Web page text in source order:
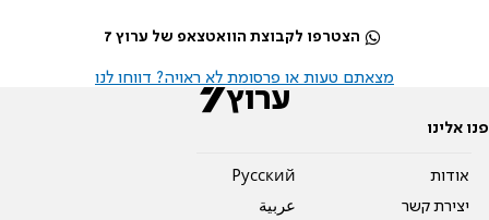
הצטרפו לקבוצת הוואטצאפ של ערוץ 7
מצאתם טעות או פרסומת לא ראויה? דווחו לנו
פנו אלינו
אודות
יצירת קשר
Pусский
عربية